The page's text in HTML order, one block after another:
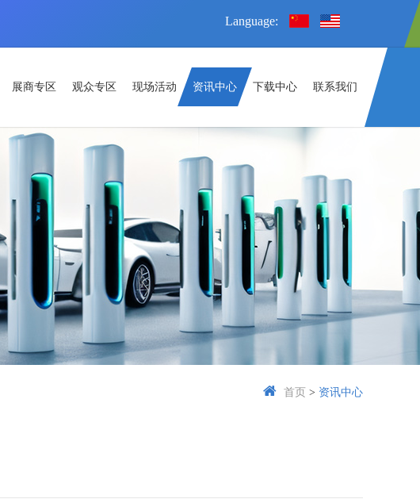
Language:
展商专区 观众专区 现场活动 资讯中心 下载中心 联系我们
首页 > 资讯中心